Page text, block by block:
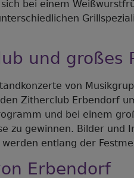
bei einem
und großes
von
Zitherclub Erbendorf
und bei einem
zu gewinnen. Bilder und
entlang der
Erbendorf